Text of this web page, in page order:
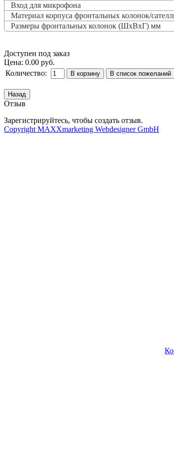
Вход для микрофона
Материал корпуса фронтальных колонок/
Размеры фронтальных колонок (ШxВxГ) мм
Доступен под заказ
Цена: 0.00 руб.
Количество:
Отзыв
Зарегистрируйтесь, чтобы создать отзыв.
Copyright MAXXmarketing Webdesigner GmbH